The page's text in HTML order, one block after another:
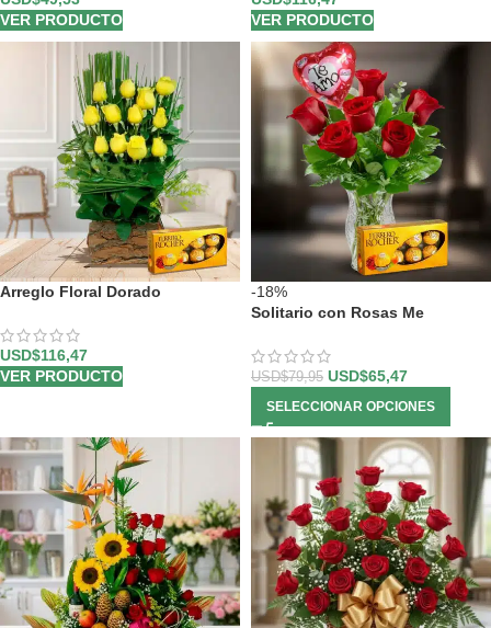
VER PRODUCTO
VER PRODUCTO
Arreglo Floral Dorado
USD$116,47
VER PRODUCTO
-18%
Solitario con Rosas Me
USD$79,95 USD$65,47
SELECCIONAR OPCIONES